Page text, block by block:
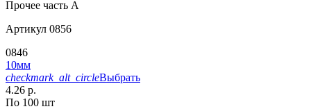
Прочее часть A
Артикул 0856
0846
10мм
checkmark_alt_circleВыбрать
4.26 р.
По 100 шт